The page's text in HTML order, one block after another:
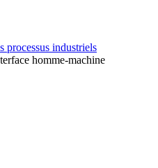
processus industriels
homme-machine